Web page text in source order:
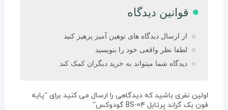
قوانین دیدگاه
از ارسال دیدگاه های توهین آمیز پرهیز کنید
لطفا نظر واقعی خود را بنویسید
دیدگاه شما میتواند به خرید دیگران کمک کند
اولین نفری باشید که دیدگاهی را ارسال می کنید برای “پایه
فون بک گراند پرتابل BS-04 گودوکس”